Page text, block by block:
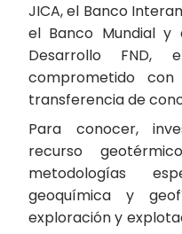
JICA, el Banco
el Banco Mundial y
Desarrollo FND,
comprometido
transferencia de
Para conocer,
recurso
metodologías
geoquímica y
exploración y